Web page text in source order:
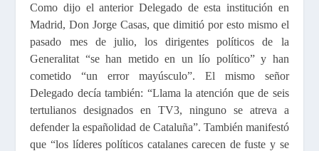
Como dijo el anterior Delegado de esta institución en
Madrid, Don Jorge Casas, que dimitió por esto mismo el
pasado mes de julio, los dirigentes políticos de la
Generalitat “se han metido en un lío político” y han
cometido “un error mayúsculo”. El mismo señor
Delegado decía también: “Llama la atención que de seis
tertulianos designados en TV3, ninguno se atreva a
defender la españolidad de Cataluña”. También manifestó
que “los líderes políticos catalanes carecen de fuste y se